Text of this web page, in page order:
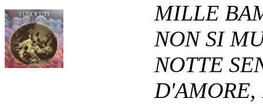
MILLE
NON SI
NOTTE